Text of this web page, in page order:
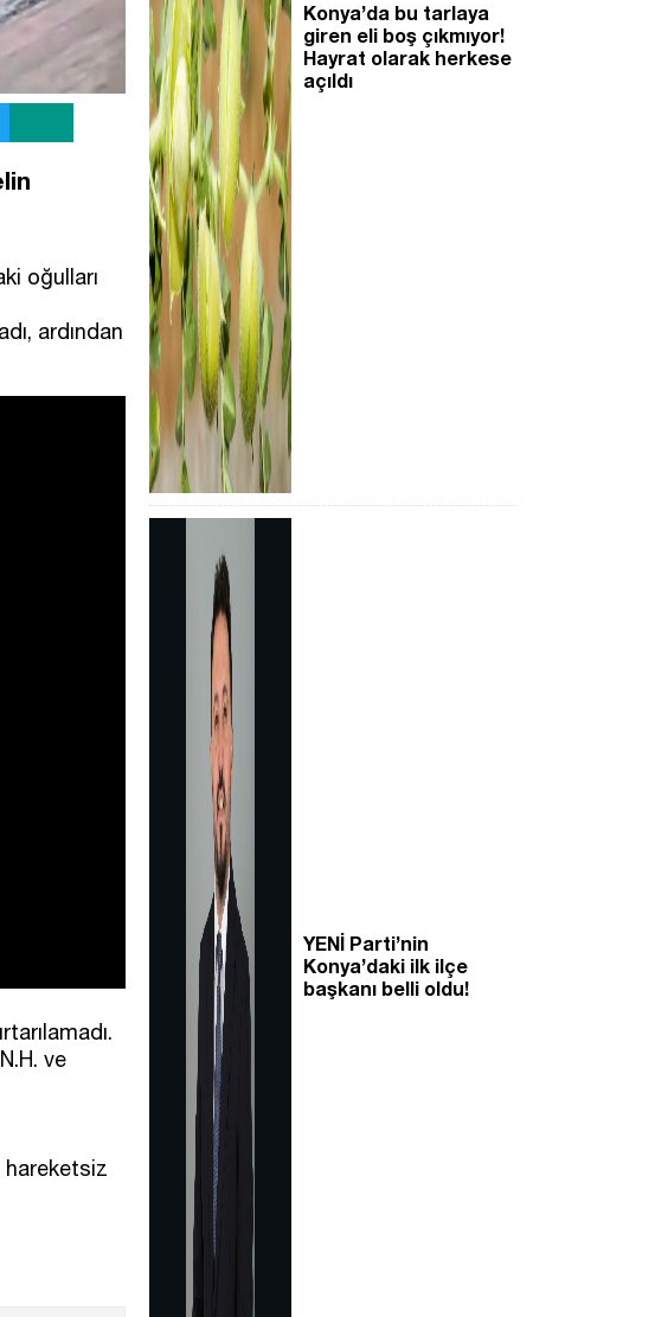
oğulları
ardından
ve
hareketsiz
Konya’da bu tarlaya
giren eli boş çıkmıyor!
Hayrat olarak herkese
açıldı
YENİ Parti’nin
Konya’daki ilk ilçe
başkanı belli oldu!